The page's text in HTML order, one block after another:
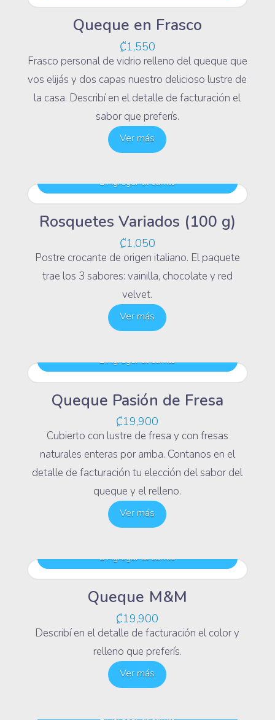
Queque en Frasco
₡1,550
Frasco personal de vidrio relleno del queque que
vos elijás y dos capas nuestro delicioso lustre de
la casa. Describí en el detalle de facturación el
sabor que preferís.
Ver más
Rosquetes Variados (100 g)
₡1,050
Postre crocante de origen italiano. El paquete
trae los 3 sabores: vainilla, chocolate y red
velvet.
Agregar al carrito
Ver más
Queque Pasión de Fresa
₡19,900
Cubierto con lustre de fresa y con fresas
naturales enteras por arriba. Contanos en el
detalle de facturación tu elección del sabor del
queque y el relleno.
Agregar al carrito
Ver más
Queque M&M
₡19,900
Describí en el detalle de facturación el color y
relleno que preferís.
Agregar al carrito
Ver más
Agregar al carrito